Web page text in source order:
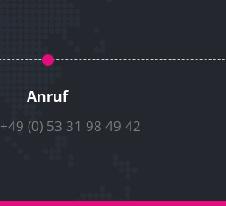
Anruf
+49 (0) 53 31 98 49 42